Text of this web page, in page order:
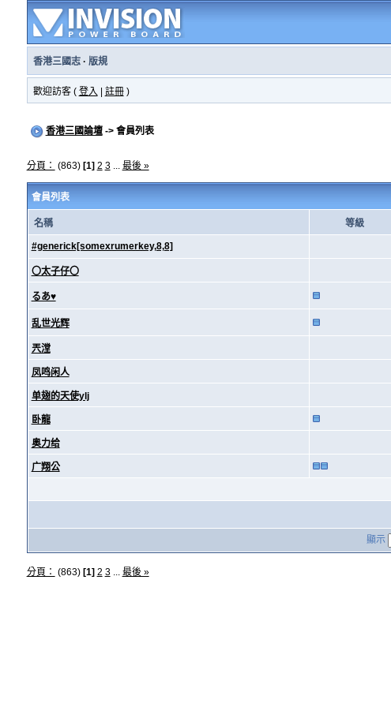
香港三國志· 版規
歡迎訪客 ( 登入 註冊)
香港三國論壇-> 會員列表
分頁： (863) [1] 2 3... 最後 »
會員列表
名稱 等級
#generick[somexrumerkey,8,8]
〇太子仔〇
るあ♥
乱世光辉
兲漟
凤鸣闲人
单翅的天使ylj
卧龍
奥力给
广翔公
顯示
分頁： (863) [1] 2 3... 最後 »